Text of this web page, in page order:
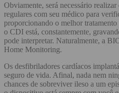
Obviamente, será necessário
regulares com seu médico para
proporcionando o melhor
o CDI está, constantemente,
pode interpretar. Naturalmente, a
Home Monitoring.
Os desfibriladores cardíacos
seguro de vida. Afinal, nada nem
chances de sobreviver ileso a um